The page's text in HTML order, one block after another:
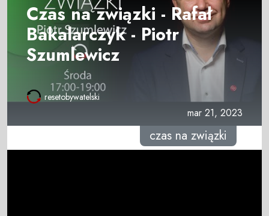
Czas na związki - Rafał
Bakalarczyk - Piotr
Szumlewicz
resetobywatelski
mar 21, 2023
czas na związki